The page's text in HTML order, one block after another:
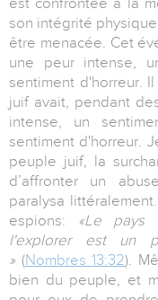
son intégrité
être menacée. Cet
une peur intense,
sentiment d'horreur.
juif avait, pendant
intense, un
sentiment d'horreur.
peuple juif, la
d’affronter un
paralysa
espions:
«Le pays
l'explorer est un
» (Nombres 13:32).
bien du peuple, et